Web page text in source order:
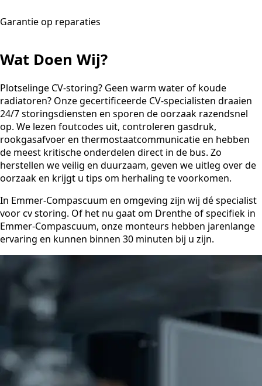
Garantie op reparaties
Wat Doen Wij?
Plotselinge CV-storing? Geen warm water of koude
radiatoren? Onze gecertificeerde CV-specialisten draaien
24/7 storingsdiensten en sporen de oorzaak razendsnel
op. We lezen foutcodes uit, controleren gasdruk,
rookgasafvoer en thermostaatcommunicatie en hebben
de meest kritische onderdelen direct in de bus. Zo
herstellen we veilig en duurzaam, geven we uitleg over de
oorzaak en krijgt u tips om herhaling te voorkomen.
In Emmer-Compascuum en omgeving zijn wij dé specialist
voor cv storing. Of het nu gaat om Drenthe of specifiek in
Emmer-Compascuum, onze monteurs hebben jarenlange
ervaring en kunnen binnen 30 minuten bij u zijn.